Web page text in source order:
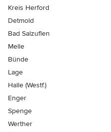
Kreis Herford
Detmold
Bad Salzuflen
Melle
Bünde
Lage
Halle (Westf.)
Enger
Spenge
Werther